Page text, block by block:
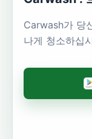
Carwash가 당
나게 청소하십